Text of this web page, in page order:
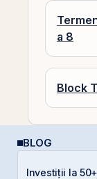
a 8
Block
BLOG
Investiții la